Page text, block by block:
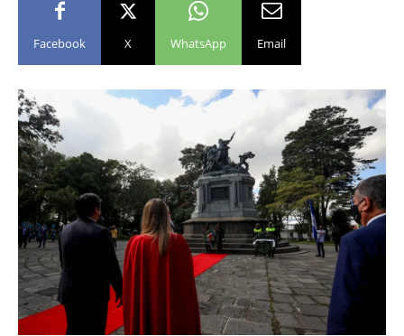
Facebook X WhatsApp Email